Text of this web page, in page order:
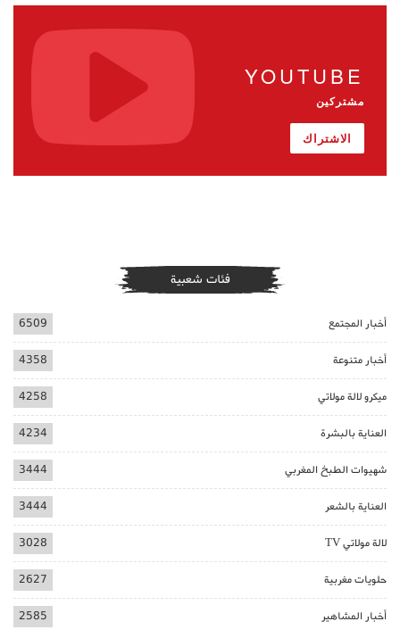
YOUTUBE
مشتركين
الاشتراك
فئات شعبية
أخبار المجتمع 6509
أخبار متنوعة 4358
ميكرو لالة مولاتي 4258
العناية بالبشرة 4234
شهيوات الطبخ المغربي 3444
العناية بالشعر 3444
لالة مولاتي TV 3028
حلويات مغربية 2627
أخبار المشاهير 2585